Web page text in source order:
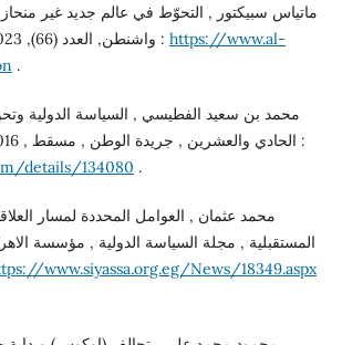
ماتياس سبيكتور , التحوّط في عالم جديد غير
واشنطن, العدد (66), 2023 . متاح على الموقع : https://www.al-
.
محمد بن سعيد الفطيسي , السياسة الدولية
الحادي والعشرين , جريدة الوطن , مسقط , 2016 . متاح على الموقع :
details/134080 .
محمد عثمان , العوامل المحددة لمسار
www.siyassa.org.eg/News/18349.aspx